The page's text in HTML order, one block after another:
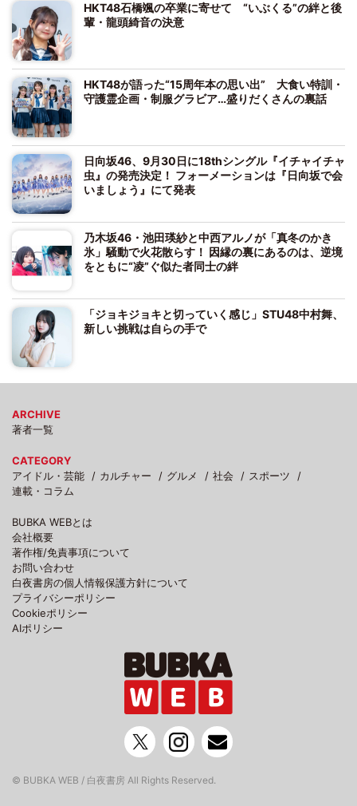
HKT48石橋颯の卒業に寄せて “いぶくる”の絆と後
輩・龍頭綺音の決意
HKT48が語った“15周年本の思い出” 大食い特訓・
守護霊企画・制服グラビア…盛りだくさんの裏話
日向坂46、9月30日に18thシングル『イチャイチャ
虫』の発売決定！ フォーメーションは『日向坂で会
いましょう』にて発表
乃木坂46・池田瑛紗と中西アルノが「真冬のかき
氷」騒動で火花散らす！ 因縁の裏にあるのは、逆境
をともに“凌”ぐ似た者同士の絆
「ジョキジョキと切っていく感じ」STU48中村舞、
新しい挑戦は自らの手で
ARCHIVE
著者一覧
CATEGORY
アイドル・芸能
カルチャー グルメ 社会
スポーツ
連載・コラム
BUBKA WEBとは
会社概要
著作権/免責事項について
お問い合わせ
白夜書房の個人情報保護方針について
プライバシーポリシー
Cookieポリシー
AIポリシー
© BUBKA WEB / 白夜書房 All Rights Reserved.